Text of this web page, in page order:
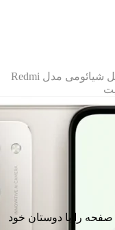
گوشی موبایل شیائومی مدل Redmi
صفحه را با دوستان خود